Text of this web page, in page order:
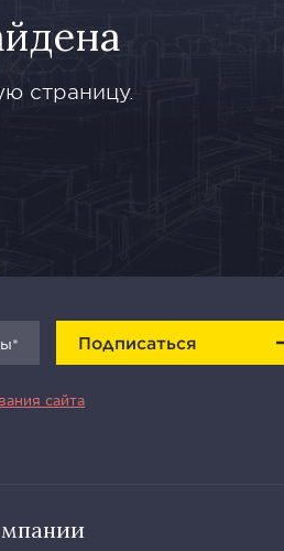
страницу.
Подписаться
сайта